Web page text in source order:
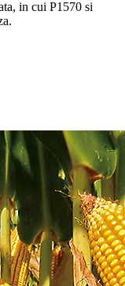
in cui P1570 si